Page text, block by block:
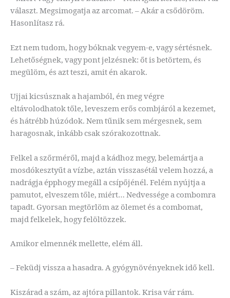
választ. Megsimogatja az arcomat. – Akár a csődöröm.
Hasonlítasz rá.
Ezt nem tudom, hogy bóknak vegyem-e, vagy sértésnek.
Lehetőségnek, vagy pont jelzésnek: őt is betörtem, és
megülöm, és azt teszi, amit én akarok.
Ujjai kicsúsznak a hajamból, én meg végre
eltávolodhatok tőle, leveszem erős combjáról a kezemet,
és hátrébb húzódok. Nem tűnik sem mérgesnek, sem
haragosnak, inkább csak szórakozottnak.
Felkel a szőrméről, majd a kádhoz megy, belemártja a
mosdókesztyűt a vízbe, aztán visszasétál velem hozzá, a
nadrágja épphogy megáll a csípőjénél. Felém nyújtja a
pamutot, elveszem tőle, miért… Nedvessége a combomra
tapadt. Gyorsan megtörlöm az ölemet és a combomat,
majd felkelek, hogy felöltözzek.
Amikor elmennék mellette, elém áll.
– Feküdj vissza a hasadra. A gyógynövényeknek idő kell.
Kiszárad a szám, az ajtóra pillantok. Krisa vár rám.